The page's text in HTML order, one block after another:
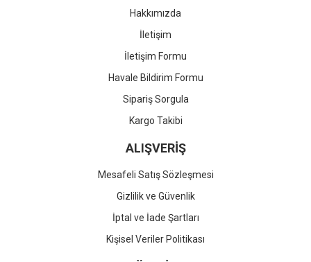
Hakkımızda
İletişim
İletişim Formu
Havale Bildirim Formu
Sipariş Sorgula
Kargo Takibi
ALIŞVERİŞ
Mesafeli Satış Sözleşmesi
Gizlilik ve Güvenlik
İptal ve İade Şartları
Kişisel Veriler Politikası